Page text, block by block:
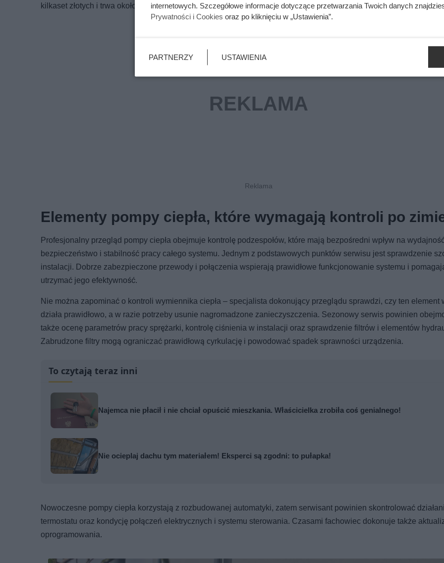
kilkaset złotych i trwa około 1-1,5 godziny.
Elementy pompy ciepła, które wymagają kontroli po
Profesjonalny przegląd pompy ciepła obejmuje kontrolę podzespołów, które mają bezpośredni wpływ na
bezpieczeństwo i stabilność pracy całego systemu. Jednym z podstawowych punktów serwisu jest sprawdzenie
instalacji. Dobrze zabezpieczone przewody i połączenia wspierają prawidłowe funkcjonowanie systemu i
utrzymać jego efektywność.
Nie można zapominać o kontroli wymiennika ciepła – specjalista dokonujący przeglądu sprawdzi, czy ten element
działa prawidłowo, a w razie potrzeby usunie nagromadzone zanieczyszczenia. Sezonowy serwis powinien
także ocenę parametrów pracy sprężarki, kontrolę ciśnienia w instalacji oraz sprawdzenie filtrów i elementów
Zabrudzone filtry mogą ograniczać prawidłową cyrkulację i powodować spadek sprawności urządzenia.
To czytają teraz inni
Najemca nie płacił i nie chciał opuścić mieszkania. Właścicielka zrobiła coś genialnego!
Nie ocieplaj dachu tym materiałem! Eksperci są zgodni: to pułapka!
Nowoczesne pompy ciepła korzystają z rozbudowanej automatyki, zatem serwisant powinien skontrolować
termostatu oraz kondycję połączeń elektrycznych i systemu sterowania. Czasami fachowiec dokonuje także
oprogramowania.
internetowych. Szczegółowe informacje dotyczące przetwarzania Twoich danych
Prywatności i Cookies oraz po kliknięciu w „Ustawienia”.
PARTNERZY USTAWIENIA